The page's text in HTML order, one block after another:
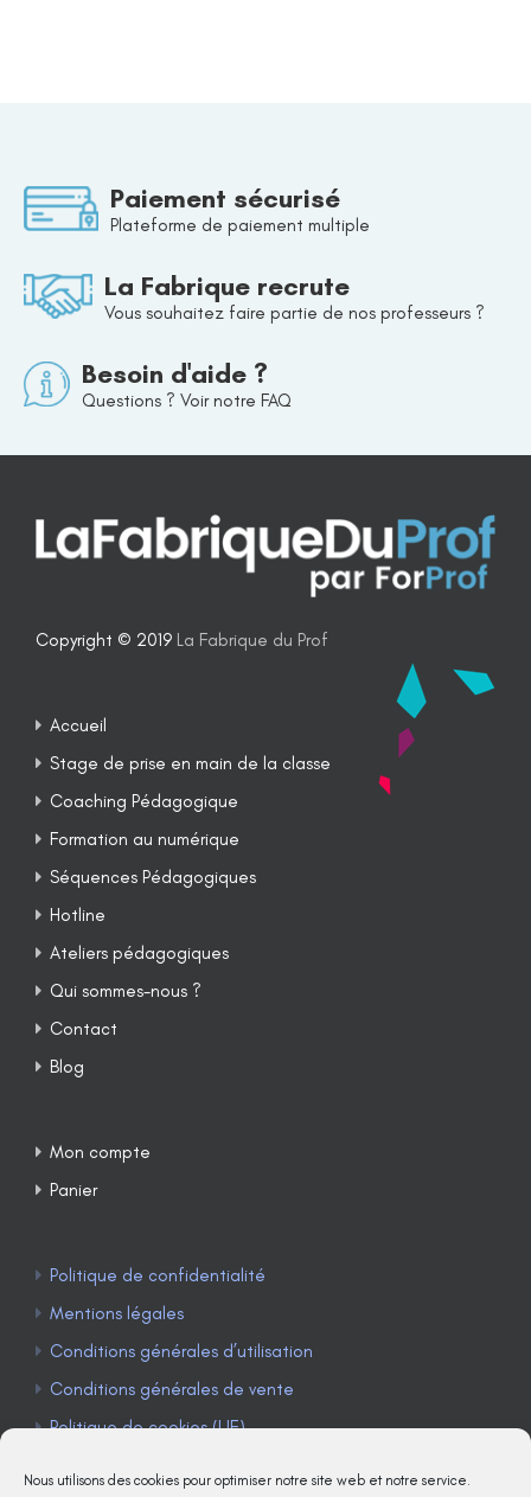
Nous utilisons des cookies pour optimiser notre site web et notre service.
Paiement sécurisé
Plateforme de paiement multiple
La Fabrique recrute
Vous souhaitez faire partie de nos professeurs ?
Besoin d'aide ?
Questions ? Voir notre FAQ
Copyright © 2019 La Fabrique du Prof
Accueil
Stage de prise en main de la classe
Coaching Pédagogique
Formation au numérique
Séquences Pédagogiques
Hotline
Ateliers pédagogiques
Qui sommes-nous ?
Contact
Blog
Mon compte
Panier
Politique de confidentialité
Mentions légales
Conditions générales d’utilisation
Conditions générales de vente
Politique de cookies (UE)